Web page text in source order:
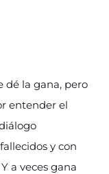
dé la gana, pero
entender el
y con
a veces gana